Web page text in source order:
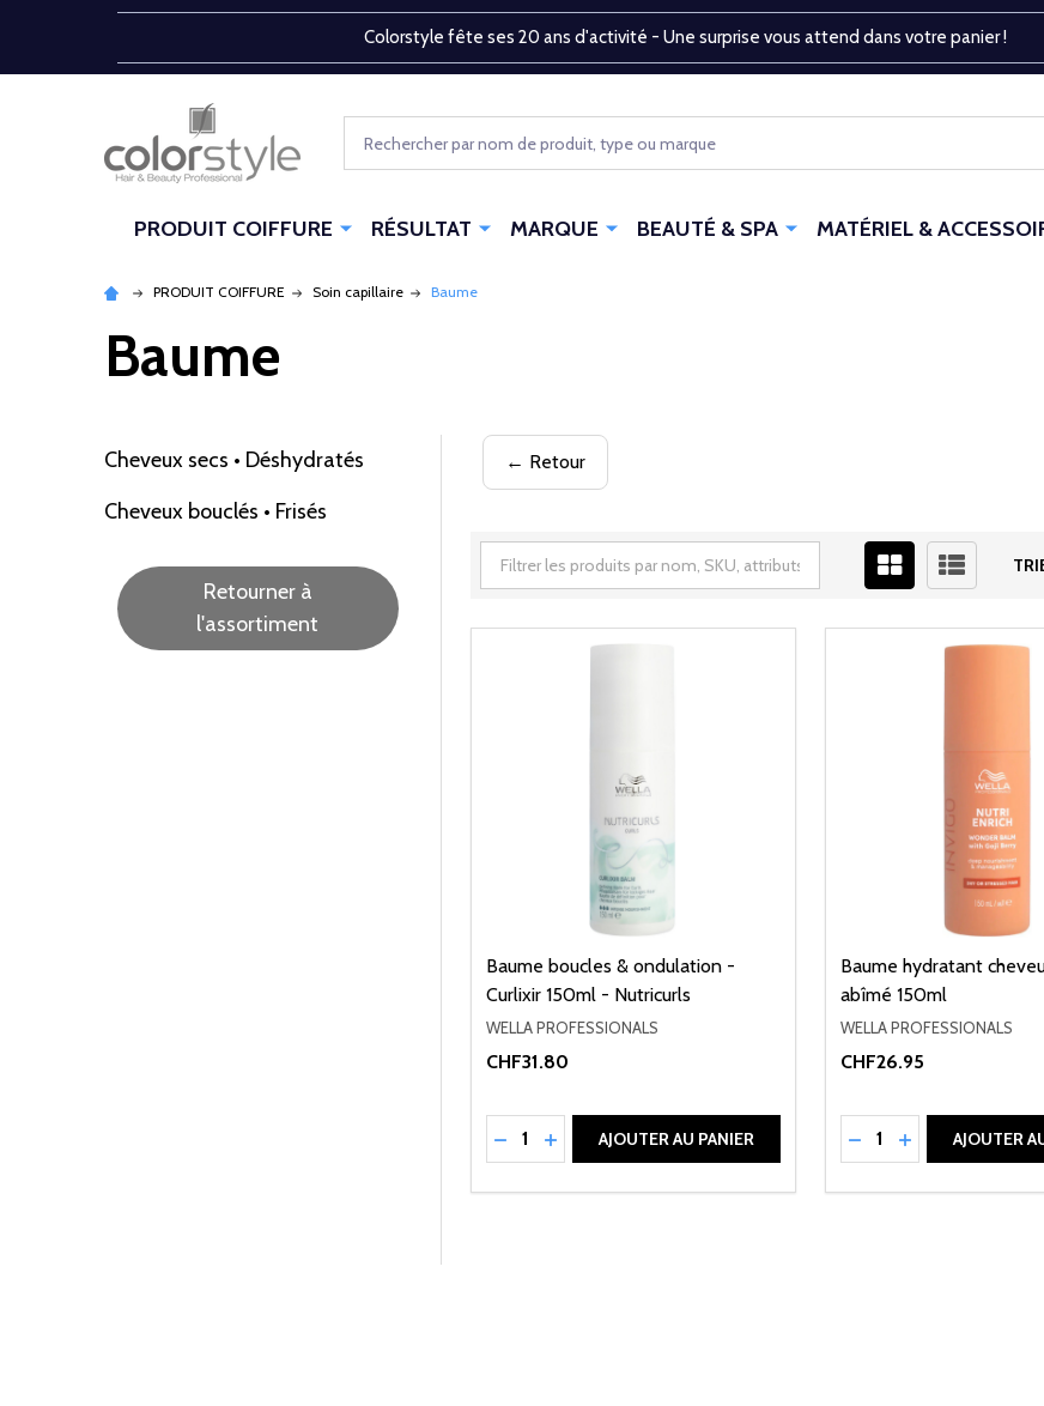
Colorstyle fête ses 20 ans d'activité - Une surprise vous attend dans votre panier !
PRODUIT COIFFURE RÉSULTAT MARQUE BEAUTÉ & SPA MATÉRIEL &
PRODUIT COIFFURE Soin capillaire Baume
Baume
Filtrer
Cheveux secs • Déshydratés
Cheveux bouclés • Frisés
Retourner à
l'assortiment
← Retour
Baume boucles & ondulation -
Curlixir 150ml - Nutricurls
WELLA PROFESSIONALS
CHF31.80
Quantité:
RÉDUIRE LA QUANTITÉ DE UNDEFINED
AUGMENTER LA QUANTITÉ DE UNDEFINED
AJOUTER AU PANIER
Baume hydratant
abîmé 150ml
WELLA PROFESSIONALS
CHF26.95
Quantité:
RÉDUIRE LAAUGMENTER
AJOUTER